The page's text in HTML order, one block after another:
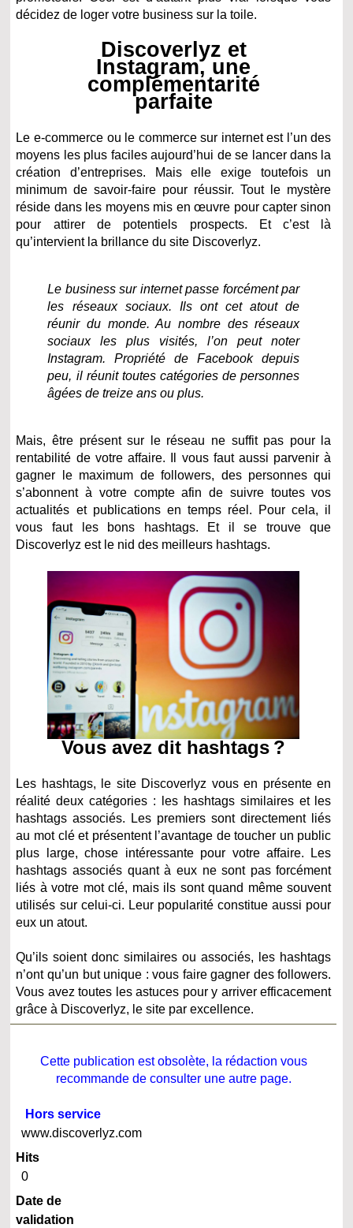
décidez de loger votre business sur la toile.
Discoverlyz et
Instagram, une
complémentarité
parfaite
Le e-commerce ou le commerce sur internet est l’un des
moyens les plus faciles aujourd’hui de se lancer dans la
création d’entreprises. Mais elle exige toutefois un
minimum de savoir-faire pour réussir. Tout le mystère
réside dans les moyens mis en œuvre pour capter sinon
pour attirer de potentiels prospects. Et c’est là
qu’intervient la brillance du site Discoverlyz.
Le business sur internet passe forcément par
les réseaux sociaux. Ils ont cet atout de
réunir du monde. Au nombre des réseaux
sociaux les plus visités, l’on peut noter
Instagram. Propriété de Facebook depuis
peu, il réunit toutes catégories de personnes
âgées de treize ans ou plus.
Mais, être présent sur le réseau ne suffit pas pour la
rentabilité de votre affaire. Il vous faut aussi parvenir à
gagner le maximum de followers, des personnes qui
s’abonnent à votre compte afin de suivre toutes vos
actualités et publications en temps réel. Pour cela, il
vous faut les bons hashtags. Et il se trouve que
Discoverlyz est le nid des meilleurs hashtags.
Vous avez dit hashtags ?
Les hashtags, le site Discoverlyz vous en présente en
réalité deux catégories : les hashtags similaires et les
hashtags associés. Les premiers sont directement liés
au mot clé et présentent l’avantage de toucher un public
plus large, chose intéressante pour votre affaire. Les
hashtags associés quant à eux ne sont pas forcément
liés à votre mot clé, mais ils sont quand même souvent
utilisés sur celui-ci. Leur popularité constitue aussi pour
eux un atout.
Qu’ils soient donc similaires ou associés, les hashtags
n’ont qu’un but unique : vous faire gagner des followers.
Vous avez toutes les astuces pour y arriver efficacement
grâce à Discoverlyz, le site par excellence.
Cette publication est obsolète, la rédaction vous
recommande de consulter une autre page.
Hors service
www.discoverlyz.com
Hits
0
Date de
validation